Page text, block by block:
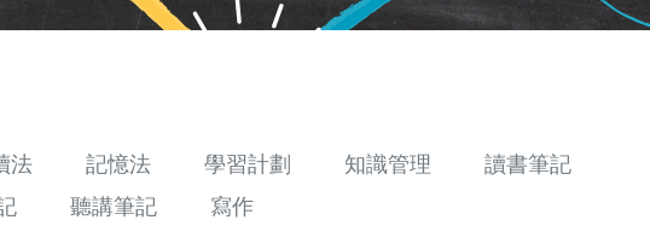
法 記憶法 學習計劃 知識管理
讀書筆記
聽講筆記 寫作